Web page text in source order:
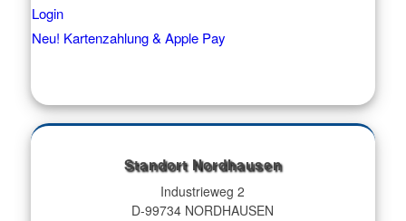
Login
Neu! Kartenzahlung & Apple Pay
Standort Nordhausen
Industrieweg 2
D-99734 NORDHAUSEN